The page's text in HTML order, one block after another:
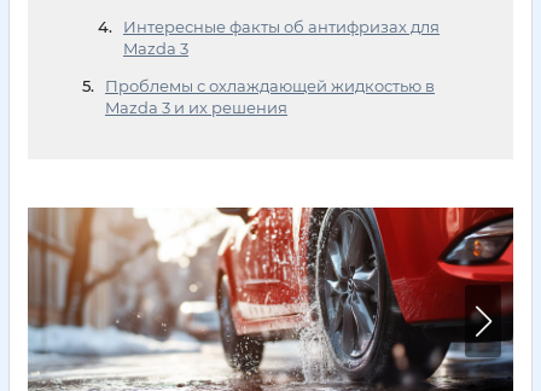
Интересные факты об антифризах для
Mazda 3
Проблемы с охлаждающей жидкостью в
Mazda 3 и их решения